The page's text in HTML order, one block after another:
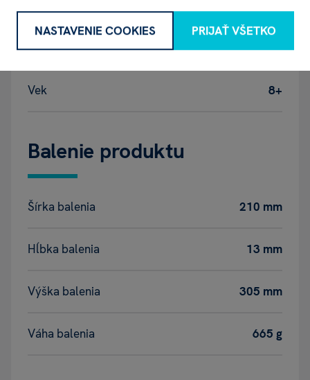
Katalógové číslo TXU
Vek 8+
Balenie produktu
Šírka balenia 210 mm
Hĺbka balenia 13 mm
Výška balenia 305 mm
Váha balenia 665 g
NASTAVENIE COOKIES PRIJAŤ VŠETKO